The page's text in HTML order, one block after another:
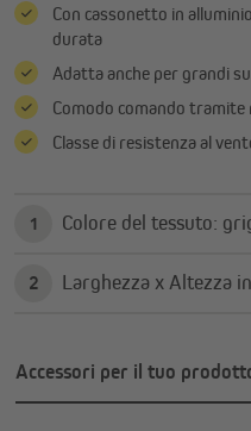
Con cassonetto in
durata
Adatta anche per grandi
Comodo comando tramite
Classe di resistenza al
1 Colore del
2
Accessori per il tuo